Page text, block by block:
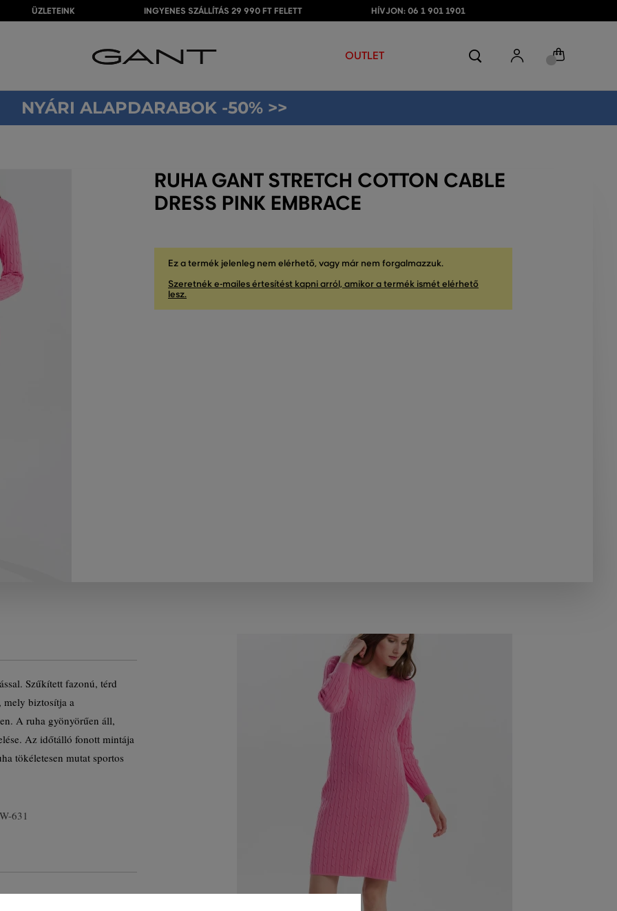
ÜZLETEINK INGYENES SZÁLLÍTÁS 29 990 FT FELETT HÍVJON: 06 1 901 1901
OUTLET
NYÁRI ALAPDARABOK -50% >>
RUHA GANT STRETCH COTTON CABLE
DRESS PINK EMBRACE
Ez a termék jelenleg nem elérhető, vagy már nem forgalmazzuk.
Szeretnék e-mailes értesítést kapni arról, amikor a termék ismét elérhető
lesz.
Szűkített fazonú, térd
mely biztosítja a
A ruha gyönyörűen áll,
Az időtálló fonott mintája
tökéletesen mutat sportos
631